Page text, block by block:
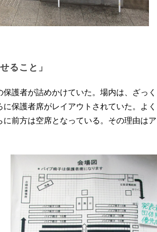
ること」
護者が詰めかけていた。場内は、ざっく
保護者席がレイアウトされていた。よく
前方は空席となっている。その理由はア